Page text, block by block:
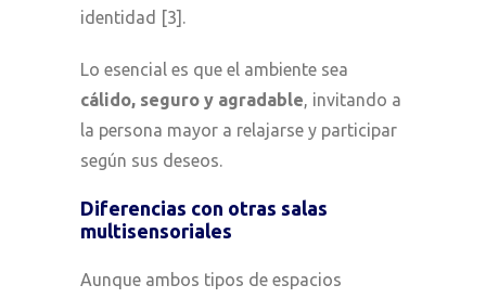
identidad [3].
Lo esencial es que el ambiente sea
cálido, seguro y agradable, invitando a
la persona mayor a relajarse y participar
según sus deseos.
Diferencias con otras salas
multisensoriales
Aunque ambos tipos de espacios